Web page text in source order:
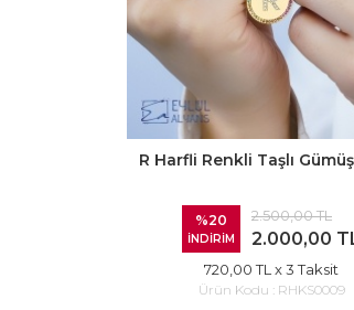
R Harfli Renkli Taşlı
%20
İNDİRİM
2.500,00 TL
2.000,00
720,00 TL x 3 Taksit
Ürün Kodu : RHKS0009